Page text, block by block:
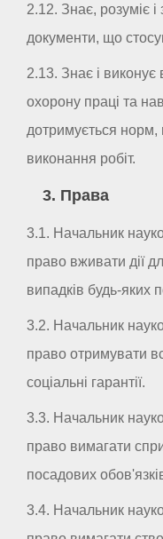
2.12. Знає, розуміє і
документи, що
2.13. Знає і
охорону праці та
дотримується норм,
виконання робіт.
3. Права
3.1. Начальник
право вживати дії
випадків будь-яких
3.2. Начальник
право отримувати
соціальні гарантії.
3.3. Начальник
право вимагати
посадових
3.4. Начальник